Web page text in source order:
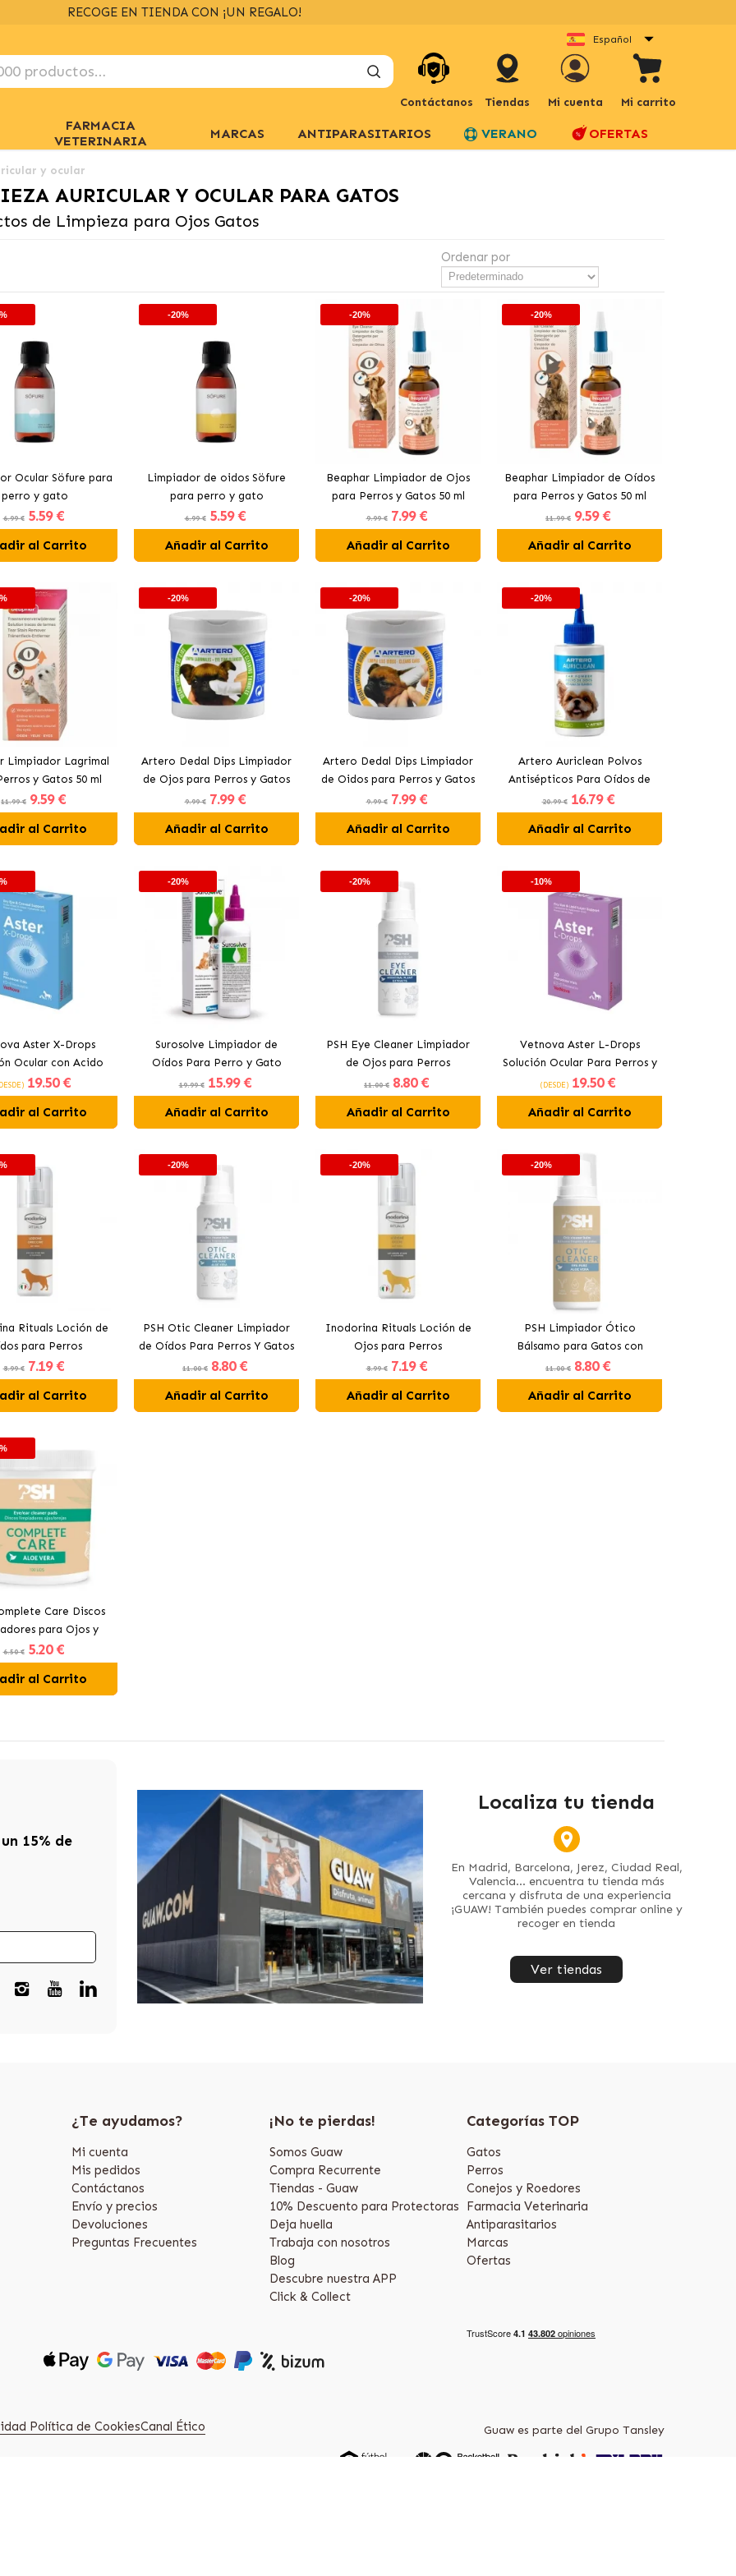
ENVÍOS GRATIS > 39€EN 24/48H+ INFO
Español
Contáctanos Tiendas Mi cuenta Mi carrito
FARMACIA
VETERINARIA
MARCAS ANTIPARASITARIOS VERANO OFERTAS
y ocular
AURICULAR Y OCULAR PARA GATOS
de Limpieza para Ojos Gatos
Ordenar por
Ocular Söfure para
perro y gato
6.99 € 5.59 €
al Carrito
-20%
Limpiador de oidos Söfure
para perro y gato
6.99 € 5.59 €
Añadir al Carrito
-20%
Beaphar Limpiador de Ojos
para Perros y Gatos 50 ml
9.99 € 7.99 €
Añadir al Carrito
-20%
Beaphar Limpiador de Oídos
para Perros y Gatos 50 ml
11.99 € 9.59 €
Añadir al Carrito
Limpiador Lagrimal
y Gatos 50 ml
11.99 € 9.59 €
al Carrito
-20%
Artero Dedal Dips Limpiador
de Ojos para Perros y Gatos
9.99 € 7.99 €
Añadir al Carrito
-20%
Artero Dedal Dips Limpiador
de Oidos para Perros y Gatos
9.99 € 7.99 €
Añadir al Carrito
-20%
Artero Auriclean Polvos
Antisépticos Para Oídos de
Perros y Gatos
20.99 € 16.79 €
Añadir al Carrito
Aster X-Drops
Ocular con Acido
Para Perros y
en Monodosis
19.50 €
al Carrito
-20%
Surosolve Limpiador de
Oídos Para Perro y Gato
19.99 € 15.99 €
Añadir al Carrito
-20%
PSH Eye Cleaner Limpiador
de Ojos para Perros
11.00 € 8.80 €
Añadir al Carrito
-10%
Vetnova Aster L-Drops
Solución Ocular Para Perros y
Gatos en Monodosis
(DESDE) 19.50 €
Añadir al Carrito
Rituals Loción de
para Perros
8.99 € 7.19 €
al Carrito
-20%
PSH Otic Cleaner Limpiador
de Oídos Para Perros Y Gatos
11.00 € 8.80 €
Añadir al Carrito
-20%
Inodorina Rituals Loción de
Ojos para Perros
8.99 € 7.19 €
Añadir al Carrito
-20%
PSH Limpiador Ótico
Bálsamo para Gatos con
Aceite de Árbol de Té
11.00 € 8.80 €
Añadir al Carrito
Care Discos
para Ojos y
Oídos de Gatos
6.50 € 5.20 €
al Carrito
15% de
Localiza tu tienda
En Madrid, Barcelona, Jerez, Ciudad Real,
Valencia... encuentra tu tienda más
cercana y disfruta de una experiencia
¡GUAW! También puedes comprar online y
recoger en tienda
Ver tiendas
¿Te ayudamos?
Mi cuenta
Mis pedidos
Contáctanos
Envío y precios
Devoluciones
Preguntas Frecuentes
¡No te pierdas!
Somos Guaw
Compra Recurrente
Tiendas - Guaw
10% Descuento para Protectoras
Deja huella
Trabaja con nosotros
Blog
Descubre nuestra APP
Click & Collect
Categorías TOP
Gatos
Perros
Conejos y Roedores
Farmacia Veterinaria
Antiparasitarios
Marcas
Ofertas
Política de CookiesCanal Ético Guaw es parte del Grupo Tansley